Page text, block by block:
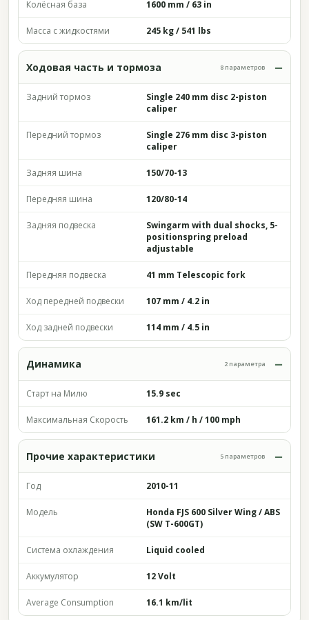
Колёсная база 1600 mm / 63 in
Масса с жидкостями 245 kg / 541 lbs
Ходовая часть и тормоза 8 параметров
Задний тормоз
Single 240 mm disc 2-piston
caliper
Передний тормоз
Single 276 mm disc 3-piston
caliper
Задняя шина 150/70-13
Передняя шина 120/80-14
Задняя подвеска
Swingarm with dual shocks, 5-
positionspring preload
adjustable
Передняя подвеска 41 mm Telescopic fork
Ход передней подвески 107 mm / 4.2 in
Ход задней подвески 114 mm / 4.5 in
Динамика 2 параметра
Старт на Милю 15.9 sec
Максимальная Скорость 161.2 km / h / 100 mph
Прочие характеристики 5 параметров
Год 2010-11
Модель
Honda FJS 600 Silver Wing / ABS
(SW T-600GT)
Система охлаждения Liquid cooled
Аккумулятор 12 Volt
Average Consumption 16.1 km/lit